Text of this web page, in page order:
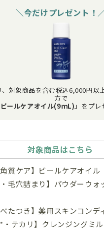
＼今だけプレゼント！
、対象商品を含む税込6,000円以
方で
ピールケアオイル(9ｍL)」 をプレ
対象商品はこちら
角質ケア】ピールケアオイル
・毛穴詰まり】パウダーウォ
べたつき】薬用スキンコンデ
* ・テカリ】クレンジングミ